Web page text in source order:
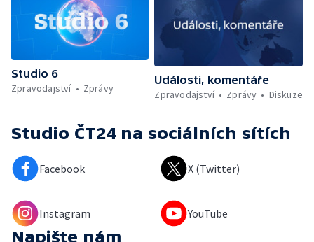
Studio 6
Zpravodajství
Zprávy
Události, komentáře
Zpravodajství
Zprávy Diskuze
Studio ČT24 na sociálních sítích
Facebook X (Twitter)
Instagram YouTube
Napište nám